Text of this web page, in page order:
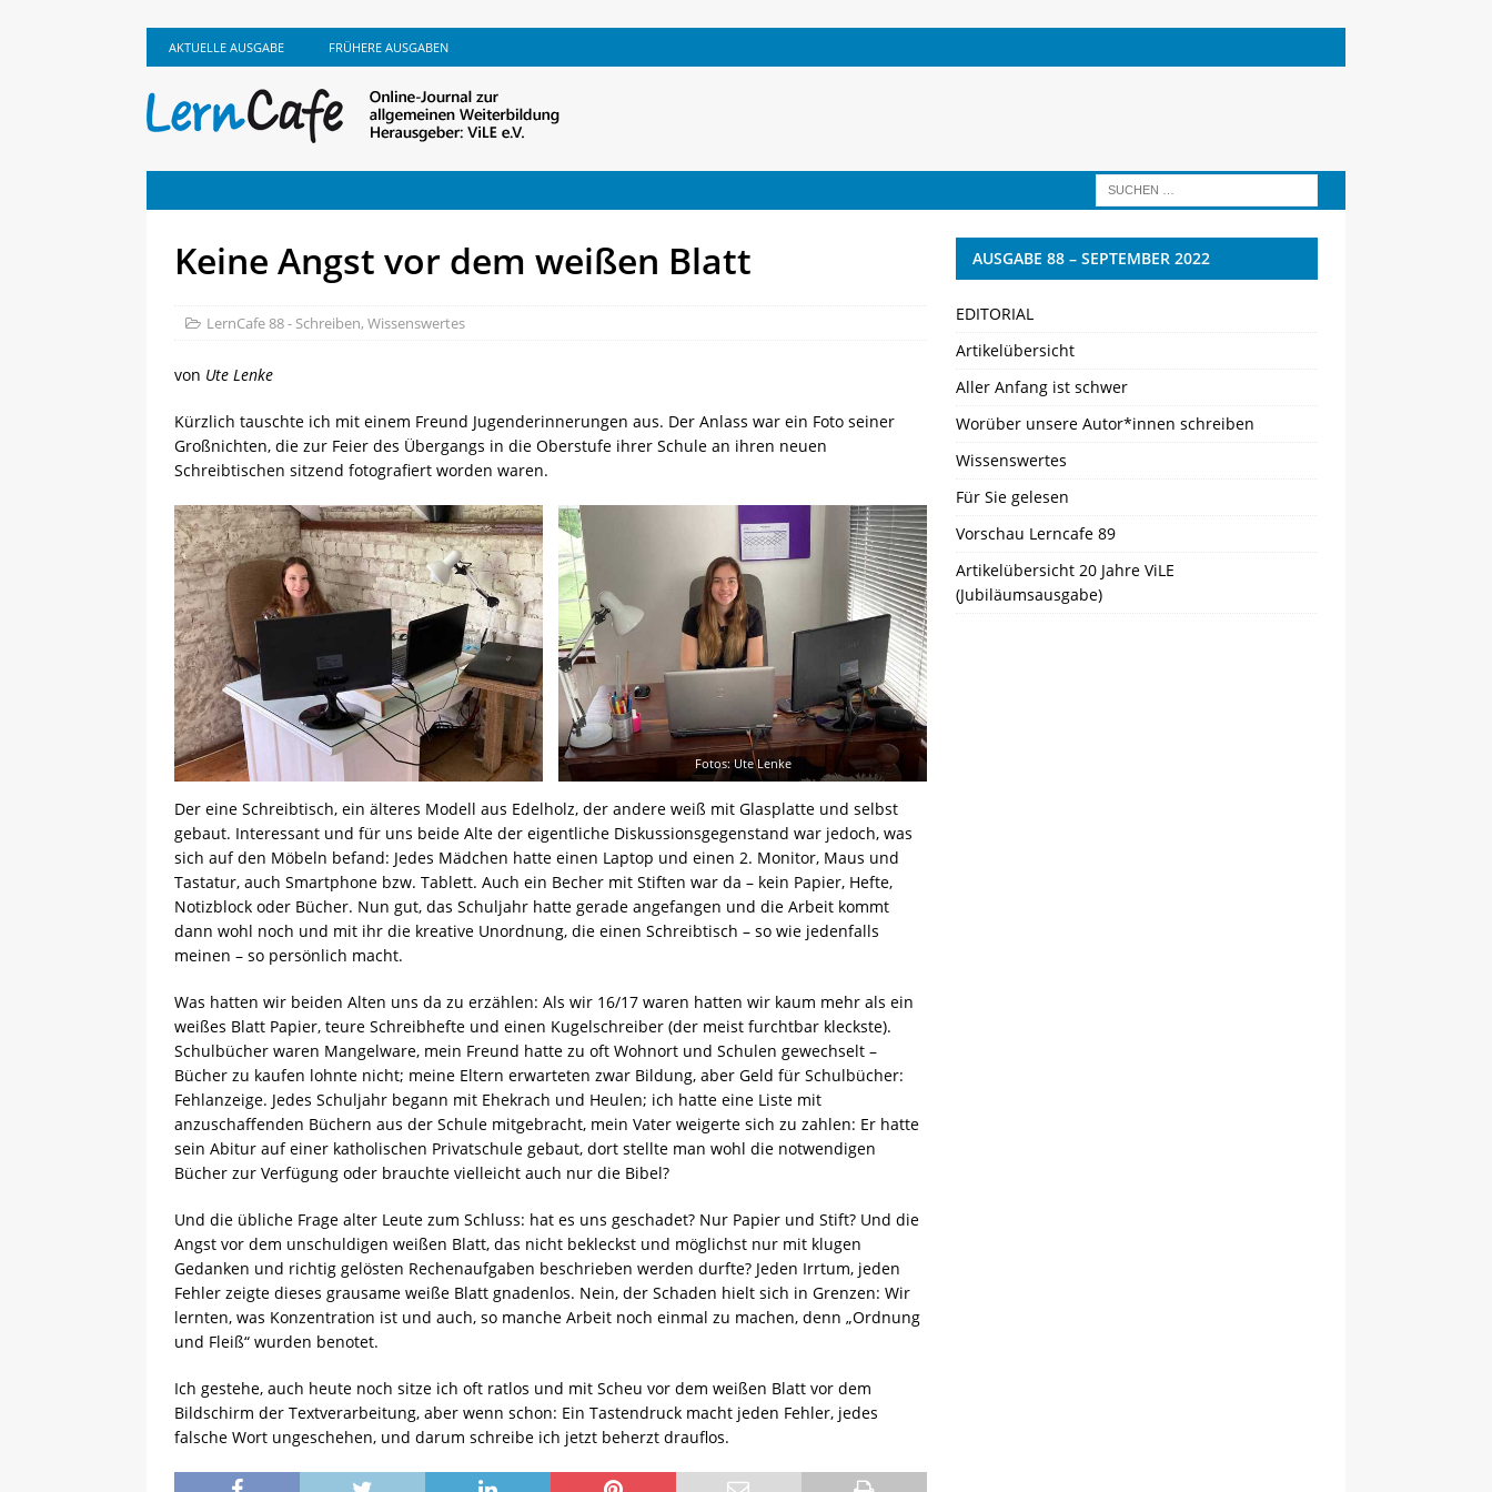
AKTUELLE AUSGABE FRÜHERE AUSGABEN
Keine Angst vor dem weißen Blatt
LernCafe 88 - Schreiben, Wissenswertes
von Ute Lenke
Kürzlich tauschte ich mit einem Freund Jugenderinnerungen aus. Der Anlass war ein Foto seiner
Großnichten, die zur Feier des Übergangs in die Oberstufe ihrer Schule an ihren neuen
Schreibtischen sitzend fotografiert worden waren.
Fotos: Ute Lenke
Der eine Schreibtisch, ein älteres Modell aus Edelholz, der andere weiß mit Glasplatte und selbst
gebaut. Interessant und für uns beide Alte der eigentliche Diskussionsgegenstand war jedoch, was
sich auf den Möbeln befand: Jedes Mädchen hatte einen Laptop und einen 2. Monitor, Maus und
Tastatur, auch Smartphone bzw. Tablett. Auch ein Becher mit Stiften war da – kein Papier, Hefte,
Notizblock oder Bücher. Nun gut, das Schuljahr hatte gerade angefangen und die Arbeit kommt
dann wohl noch und mit ihr die kreative Unordnung, die einen Schreibtisch – so wie jedenfalls
meinen – so persönlich macht.
Was hatten wir beiden Alten uns da zu erzählen: Als wir 16/17 waren hatten wir kaum mehr als ein
weißes Blatt Papier, teure Schreibhefte und einen Kugelschreiber (der meist furchtbar kleckste).
Schulbücher waren Mangelware, mein Freund hatte zu oft Wohnort und Schulen gewechselt –
Bücher zu kaufen lohnte nicht; meine Eltern erwarteten zwar Bildung, aber Geld für Schulbücher:
Fehlanzeige. Jedes Schuljahr begann mit Ehekrach und Heulen; ich hatte eine Liste mit
anzuschaffenden Büchern aus der Schule mitgebracht, mein Vater weigerte sich zu zahlen: Er hatte
sein Abitur auf einer katholischen Privatschule gebaut, dort stellte man wohl die notwendigen
Bücher zur Verfügung oder brauchte vielleicht auch nur die Bibel?
Und die übliche Frage alter Leute zum Schluss: hat es uns geschadet? Nur Papier und Stift? Und die
Angst vor dem unschuldigen weißen Blatt, das nicht bekleckst und möglichst nur mit klugen
Gedanken und richtig gelösten Rechenaufgaben beschrieben werden durfte? Jeden Irrtum, jeden
Fehler zeigte dieses grausame weiße Blatt gnadenlos. Nein, der Schaden hielt sich in Grenzen: Wir
lernten, was Konzentration ist und auch, so manche Arbeit noch einmal zu machen, denn „Ordnung
und Fleiß“ wurden benotet.
Ich gestehe, auch heute noch sitze ich oft ratlos und mit Scheu vor dem weißen Blatt vor dem
Bildschirm der Textverarbeitung, aber wenn schon: Ein Tastendruck macht jeden Fehler, jedes
falsche Wort ungeschehen, und darum schreibe ich jetzt beherzt drauflos.
AUSGABE 88 – SEPTEMBER 2022
EDITORIAL
Artikelübersicht
Aller Anfang ist schwer
Worüber unsere Autor*innen schreiben
Wissenswertes
Für Sie gelesen
Vorschau Lerncafe 89
Artikelübersicht 20 Jahre ViLE
(Jubiläumsausgabe)